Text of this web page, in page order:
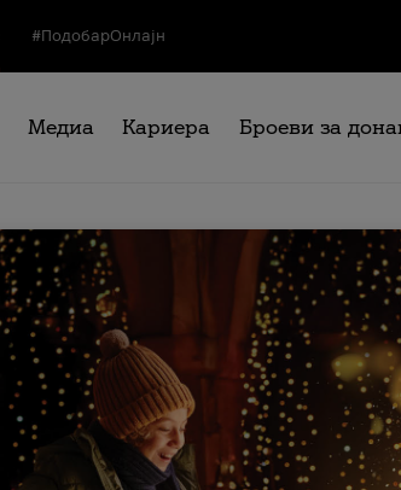
#ПодобарОнлајн
Медиа Кариера Броеви за